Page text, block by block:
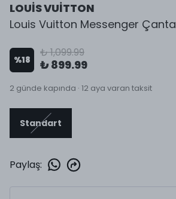
LOUİS VUİTTON
Louis Vuitton Messenger Çanta
%18
₺ 1,099.99
₺ 899.99
2 günde kapında · 12 aya varan taksit
Standart
Paylaş: